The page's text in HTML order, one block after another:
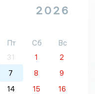
2026
Пт Сб
Вс
31 1
2
7 8
9
14 15
16